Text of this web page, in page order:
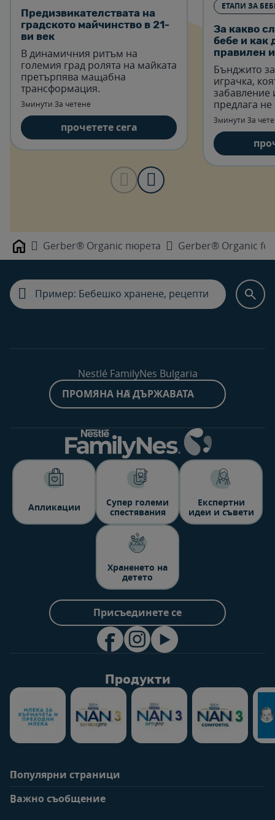
Предизвикателствата на
градското майчинство в 21-
ви век
В динамичния ритъм на
големия град ролята на майката
претърпява мащабна
трансформация.
3минути За четене
прочетете сега
ЕТАПИ ЗА
За какво
бебе и как
правилен
Бънджито
играчка,
забавление
предлага
за
стимулира
мускулите.
3минути За
Home Gerber® Organic пюрета Gerber® Organic
Nestlé FamilyNes Bulgaria
ПРОМЯНА НА ДЪРЖАВАТА
Aпликации
Супер големи
спестявания
Експертни
идеи и съвети
Храненето на
детето
Присъединете се
Продукти
Популярни страници
Често задавани
Важно съобщение